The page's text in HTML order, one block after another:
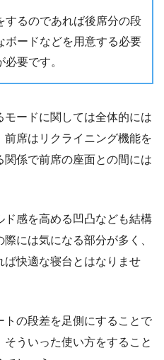
するのであれば後席分の段
ボードなどを用意する必要
要です。
モードに関しては全体的には
席はリクライニング機能を
係で前席の座面との間には
ド感を高める凹凸なども結構
には気になる部分が多く、
ば快適な寝台とはなりませ
の段差を足側にすることで
ういった使い方をすること